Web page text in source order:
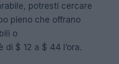
potresti cercare
pieno che offrano
o
di $ 12 a $ 44 l’ora.